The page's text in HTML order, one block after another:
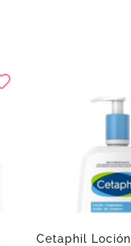
Cetaphil Loción